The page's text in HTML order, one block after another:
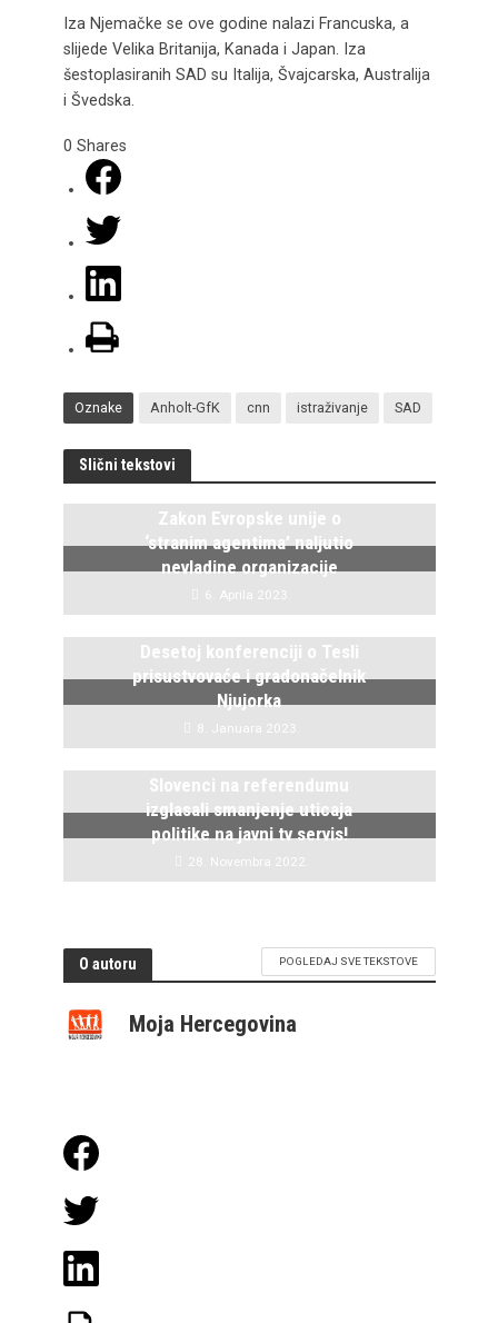
Iza Njemačke se ove godine nalazi Francuska, a
slijede Velika Britanija, Kanada i Japan. Iza
šestoplasiranih SAD su Italija, Švajcarska, Australija
i Švedska.
0 Shares
Oznake Anholt-GfK cnn istraživanje SAD
Slični tekstovi
Zakon Evropske unije o
‘stranim agentima’ naljutio
nevladine organizacije
6. Aprila 2023.
Desetoj konferenciji o Tesli
prisustvovaće i gradonačelnik
Njujorka
8. Januara 2023.
Slovenci na referendumu
izglasali smanjenje uticaja
politike na javni tv servis!
28. Novembra 2022.
O autoru POGLEDAJ SVE TEKSTOVE
Moja Hercegovina